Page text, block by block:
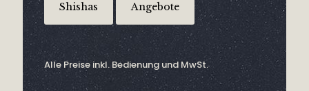
Shishas Angebote
Alle Preise inkl. Bedienung und MwSt.